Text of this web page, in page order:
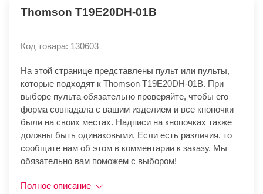
Thomson T19E20DH-01B
Код товара: 130603
На этой странице представлены пульт или пульты,
которые подходят к Thomson T19E20DH-01B. При
выборе пульта обязательно проверяйте, чтобы его
форма совпадала с вашим изделием и все кнопочки
были на своих местах. Надписи на кнопочках также
должны быть одинаковыми. Если есть различия, то
сообщите нам об этом в комментарии к заказу. Мы
обязательно вам поможем с выбором!
Полное описание